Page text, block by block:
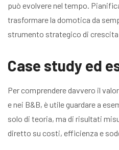
può evolvere nel tempo.
trasformare la domotica da
strumento strategico di
Case study ed
Per comprendere davvero il
e nei B&B, è utile guardare a
solo di teoria, ma di risultati
diretto su costi, efficienza e